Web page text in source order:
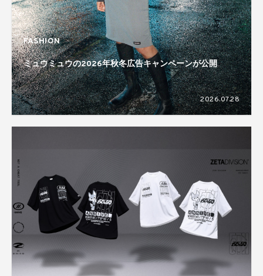
FASHION
ミュウミュウの2026年秋冬広告キャンペーンが公開
2026.07.28